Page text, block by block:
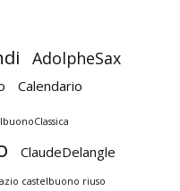
AdolpheSax
Calendario
ClaudeDelangle
castelbuono riuso